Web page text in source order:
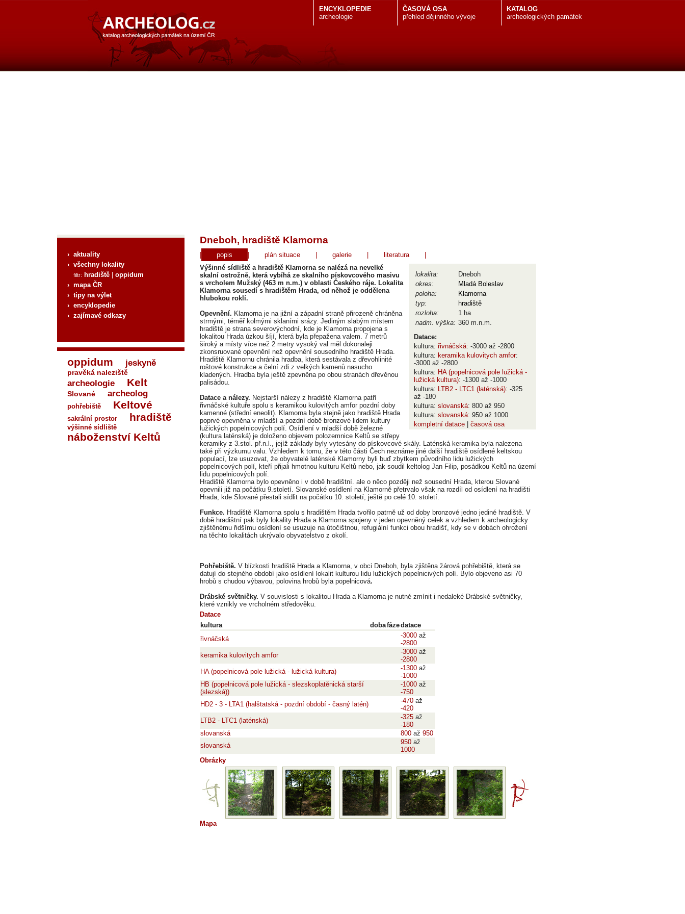
KATALOG
archeologických památek
ČASOVÁ OSA
přehled dějinného vývoje
ENCYKLOPEDIE
archeologie
› aktuality
› všechny lokality
filtr: hradiště
oppidum
› mapa ČR
› tipy na výlet
› encyklopedie
› zajímavé odkazy
oppidum jeskyně
pravěká naleziště
archeologie Kelt
Slované archeolog
pohřebiště Keltové
sakrální prostor hradiště
výšinné sídliště
náboženství Keltů
Dneboh, hradiště Klamorna
popis plán situace galerie literatura
lokalita:
Dneboh
okres:
Mladá Boleslav
poloha:
Klamorna
typ:
hradiště
rozloha:
1 ha
nadm. výška: 360 m.n.m.
Datace:
kultura: řivnáčská: -3000 až -2800
kultura: keramika kulovitych amfor:
-3000 až -2800
kultura: HA (popelnicová pole lužická -
lužická kultura): -1300 až -1000
kultura: LTB2 - LTC1 (laténská): -325
až -180
kultura: slovanská: 800 až 950
kultura: slovanská: 950 až 1000
kompletní datace
časová osa
Výšinné sídliště a hradiště Klamorna se nalézá na nevelké
skalní ostrožně, která vybíhá ze skalního pískovcového masivu
s vrcholem Mužský (463 m n.m.) v oblasti Českého ráje. Lokalita
Klamorna sousedí s hradištěm Hrada, od něhož je oddělena
hlubokou roklí.
Opevnění. Klamorna je na jižní a západní straně přirozeně chráněna
strmými, téměř kolmými sklaními srázy. Jediným slabým místem
hradiště je strana severovýchodní, kde je Klamorna propojena s
lokalitou Hrada úzkou šíjí, která byla přepažena valem. 7 metrů
široký a místy více než 2 metry vysoký val měl dokonaleji
zkonsruované opevnění než opevnění sousedního hradiště Hrada.
Hradiště Klamornu chránila hradba, která sestávala z dřevohlinité
roštové konstrukce a čelní zdi z velkých kamenů nasucho
kladených. Hradba byla ještě zpevněna po obou stranách dřevěnou
palisádou.
Datace a nálezy. Nejstarší nálezy z hradiště Klamorna patří
řivnáčské kultuře spolu s keramikou kulovitých amfor pozdní doby
kamenné (střední eneolit). Klamorna byla stejně jako hradiště Hrada
poprvé opevněna v mladší a pozdní době bronzové lidem kultury
lužických popelnicových polí. Osídlení v mladší době železné
(kultura laténská) je doloženo objevem polozemnice Keltů se střepy
keramiky z 3.stol. př.n.l., jejíž základy byly vytesány do pískovcové skály. Laténská keramika byla nalezena
také při výzkumu valu. Vzhledem k tomu, že v této části Čech neznáme jiné další hradiště osídlené keltskou
populací, lze usuzovat, že obyvatelé laténské Klamorny byli buď zbytkem původního lidu lužických
popelnicových polí, kteří přijali hmotnou kulturu Keltů nebo, jak soudil keltolog Jan Filip, posádkou Keltů na území
lidu popelnicových polí.
Hradiště Klamorna bylo opevněno i v době hradištní. ale o něco později než sousední Hrada, kterou Slované
opevnili již na počátku 9.století. Slovanské osídlení na Klamorně přetrvalo však na rozdíl od osídlení na hradišti
Hrada, kde Slované přestali sídlit na počátku 10. století, ještě po celé 10. století.
Funkce. Hradiště Klamorna spolu s hradištěm Hrada tvořilo patrně už od doby bronzové jedno jediné hradiště. V
době hradištní pak byly lokality Hrada a Klamorna spojeny v jeden opevněný celek a vzhledem k archeologicky
zjištěnému řidšímu osídlení se usuzuje na útočištnou, refugiální funkci obou hradišť, kdy se v dobách ohrožení
na těchto lokalitách ukrývalo obyvatelstvo z okolí.
Pohřebiště. V blízkosti hradiště Hrada a Klamorna, v obci Dneboh, byla zjištěna žárová pohřebiště, která se
datují do stejného období jako osídlení lokalit kulturou lidu lužických popelnicivých polí. Bylo objeveno asi 70
hrobů s chudou výbavou, polovina hrobů byla popelnicová.
Drábské světničky. V souvislosti s lokalitou Hrada a Klamorna je nutné zmínit i nedaleké Drábské světničky,
které vznikly ve vrcholném středověku.
Datace
kultura
dobafázedatace
řivnáčská
-3000 až
-2800
keramika kulovitych amfor
-3000 až
-2800
HA (popelnicová pole lužická - lužická kultura)
-1300 až
-1000
HB (popelnicová pole lužická - slezskoplatěnická starší
(slezská))
-1000 až
-750
HD2 - 3 - LTA1 (halštatská - pozdní období - časný latén)
-470 až
-420
LTB2 - LTC1 (laténská)
-325 až
-180
slovanská
800 až 950
slovanská
950 až
1000
Obrázky
Mapa